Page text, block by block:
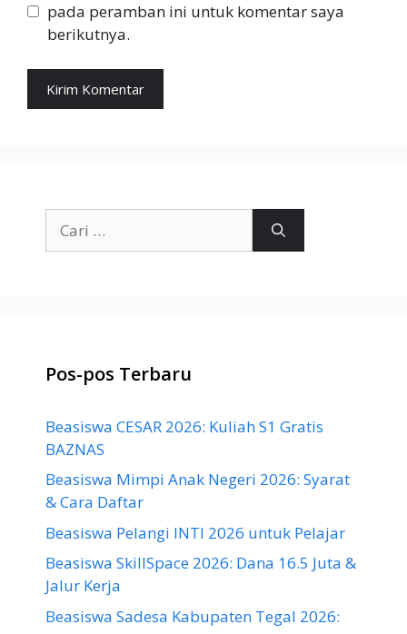
pada peramban ini untuk komentar saya
berikutnya.
untuk:
Pos-pos Terbaru
Beasiswa CESAR 2026: Kuliah S1 Gratis
BAZNAS
Beasiswa Mimpi Anak Negeri 2026: Syarat
& Cara Daftar
Beasiswa Pelangi INTI 2026 untuk Pelajar
Beasiswa SkillSpace 2026: Dana 16.5 Juta &
Jalur Kerja
Beasiswa Sadesa Kabupaten Tegal 2026: